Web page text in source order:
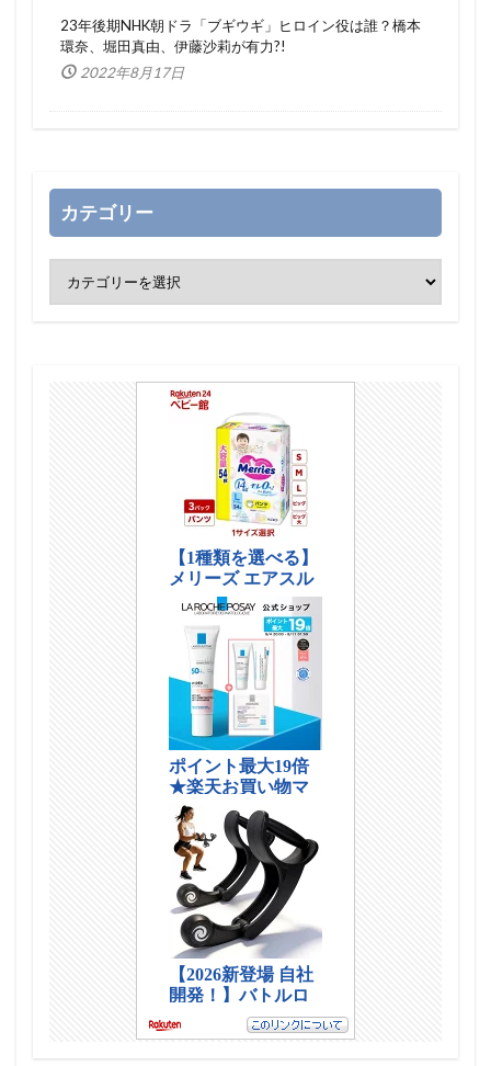
23年後期NHK朝ドラ「ブギウギ」ヒロイン役は誰？橋本
環奈、堀田真由、伊藤沙莉が有力?!
2022年8月17日
カテゴリー